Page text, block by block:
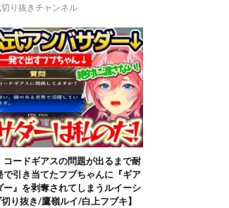
り抜きチャンネル
コードギアスの問題が出るまで耐
で引き当てたフブちゃんに『ギア
ー』を剥奪されてしまうルイーシ
り抜き/鷹嶺ルイ/白上フブキ】